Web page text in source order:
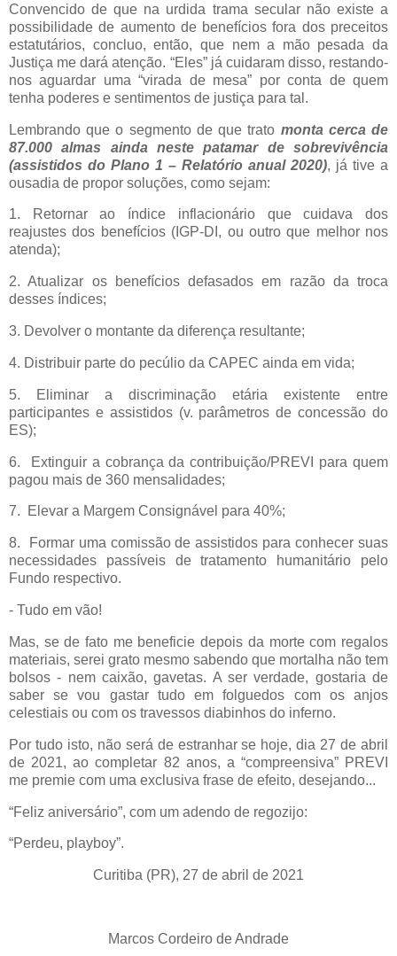
Convencido de que na urdida trama secular não existe a
possibilidade de aumento de benefícios fora dos preceitos
estatutários, concluo, então, que nem a mão pesada da
Justiça me dará atenção. “Eles” já cuidaram disso, restando-
nos aguardar uma “virada de mesa” por conta de quem
tenha poderes e sentimentos de justiça para tal.
Lembrando que o segmento de que trato monta cerca de
87.000 almas ainda neste patamar de sobrevivência
(assistidos do Plano 1 – Relatório anual 2020), já tive a
ousadia de propor soluções, como sejam:
1. Retornar ao índice inflacionário que cuidava dos
reajustes dos benefícios (IGP-DI, ou outro que melhor nos
atenda);
2. Atualizar os benefícios defasados em razão da troca
desses índices;
3. Devolver o montante da diferença resultante;
4. Distribuir parte do pecúlio da CAPEC ainda em vida;
5. Eliminar a discriminação etária existente entre
participantes e assistidos (v. parâmetros de concessão do
ES);
6.
Extinguir a cobrança da contribuição/PREVI para quem
pagou mais de 360 mensalidades;
7. Elevar a Margem Consignável para 40%;
8.
Formar uma comissão de assistidos para conhecer suas
necessidades passíveis de tratamento humanitário pelo
Fundo respectivo.
- Tudo em vão!
Mas, se de fato me beneficie depois da morte com regalos
materiais, serei grato mesmo sabendo que mortalha não tem
bolsos - nem caixão, gavetas. A ser verdade, gostaria de
saber se vou gastar tudo em folguedos com os anjos
celestiais ou com os travessos diabinhos do inferno.
Por tudo isto, não será de estranhar se hoje, dia 27 de abril
de 2021, ao completar 82 anos, a “compreensiva” PREVI
me premie com uma exclusiva frase de efeito, desejando...
“Feliz aniversário”, com um adendo de regozijo:
“Perdeu, playboy”.
Curitiba (PR), 27 de abril de 2021
Marcos Cordeiro de Andrade